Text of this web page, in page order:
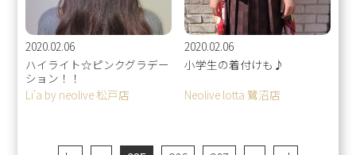
2020.02.06
ハイライト☆ピンクグラデー
ション！！
Li'a by neolive 松戸店
2020.02.06
小学生の着付けも♪
Neolive lotta 鷺沼店